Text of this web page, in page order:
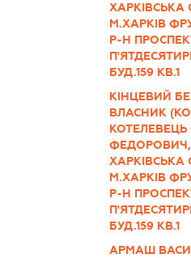
ХАРКІВСЬКА
М.ХАРКІВ
Р-Н
БУД.159 КВ.1
КІНЦЕВИЙ
ВЛАСНИК
КОТЕЛЕВЕЦЬ
ФЕДОРОВИЧ,
ХАРКІВСЬКА
М.ХАРКІВ
Р-Н
БУД.159 КВ.1
АРМАШ